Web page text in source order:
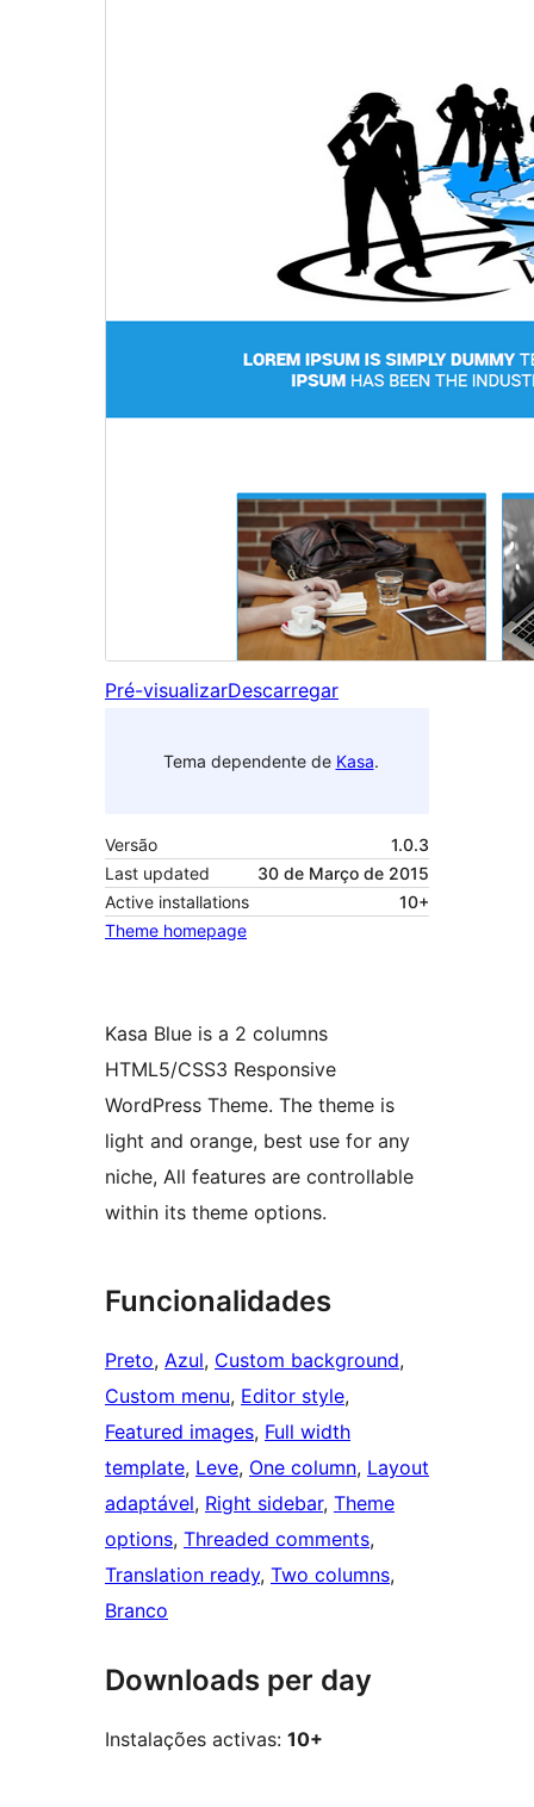
Pré-visualizarDescarregar
Tema dependente de Kasa.
Versão
1.0.3
Last updated
30 de Março de 2015
Active installations
10+
Theme homepage
Kasa Blue is a 2 columns
HTML5/CSS3 Responsive
WordPress Theme. The theme is
light and orange, best use for any
niche, All features are controllable
within its theme options.
Funcionalidades
Preto, Azul, Custom background
Custom menu, Editor style
Featured images, Full width
template, Leve, One column, Layout
adaptável, Right sidebar, Theme
options, Threaded comments
Translation ready, Two columns
Branco
Downloads per day
Instalações activas: 10+